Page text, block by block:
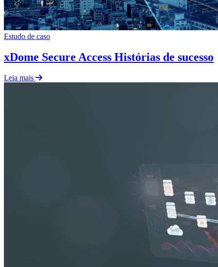
Estudo de caso
xDome Secure Access Histórias de sucesso
Leia mais